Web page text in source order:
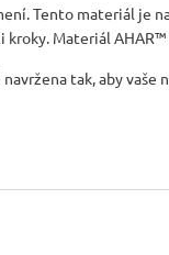
Tento materiál je
Materiál
tak, aby